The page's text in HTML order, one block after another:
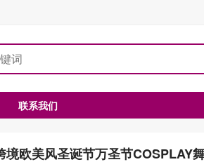
联系我们
境欧美风圣诞节万圣节COSPLAY